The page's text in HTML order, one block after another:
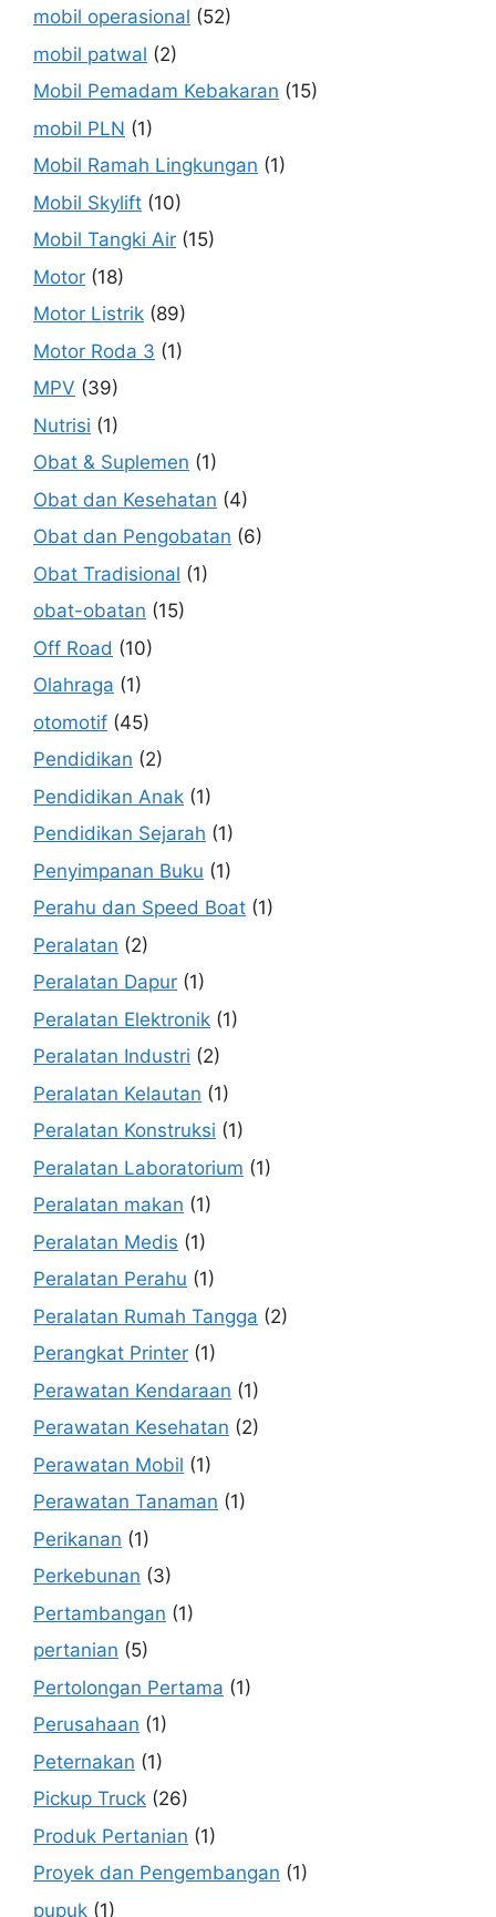
mobil operasional (52)
mobil patwal (2)
Mobil Pemadam Kebakaran (15)
mobil PLN (1)
Mobil Ramah Lingkungan (1)
Mobil Skylift (10)
Mobil Tangki Air (15)
Motor (18)
Motor Listrik (89)
Motor Roda 3 (1)
MPV (39)
Nutrisi (1)
Obat & Suplemen (1)
Obat dan Kesehatan (4)
Obat dan Pengobatan (6)
Obat Tradisional (1)
obat-obatan (15)
Off Road (10)
Olahraga (1)
otomotif (45)
Pendidikan (2)
Pendidikan Anak (1)
Pendidikan Sejarah (1)
Penyimpanan Buku (1)
Perahu dan Speed Boat (1)
Peralatan (2)
Peralatan Dapur (1)
Peralatan Elektronik (1)
Peralatan Industri (2)
Peralatan Kelautan (1)
Peralatan Konstruksi (1)
Peralatan Laboratorium (1)
Peralatan makan (1)
Peralatan Medis (1)
Peralatan Perahu (1)
Peralatan Rumah Tangga (2)
Perangkat Printer (1)
Perawatan Kendaraan (1)
Perawatan Kesehatan (2)
Perawatan Mobil (1)
Perawatan Tanaman (1)
Perikanan (1)
Perkebunan (3)
Pertambangan (1)
pertanian (5)
Pertolongan Pertama (1)
Perusahaan (1)
Peternakan (1)
Pickup Truck (26)
Produk Pertanian (1)
Proyek dan Pengembangan (1)
pupuk (1)